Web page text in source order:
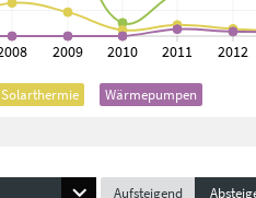
Solarthermie Wärmepumpen
Aufsteigend